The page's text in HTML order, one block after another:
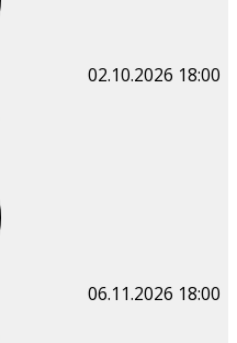
02.10.2026 18:00
06.11.2026 18:00